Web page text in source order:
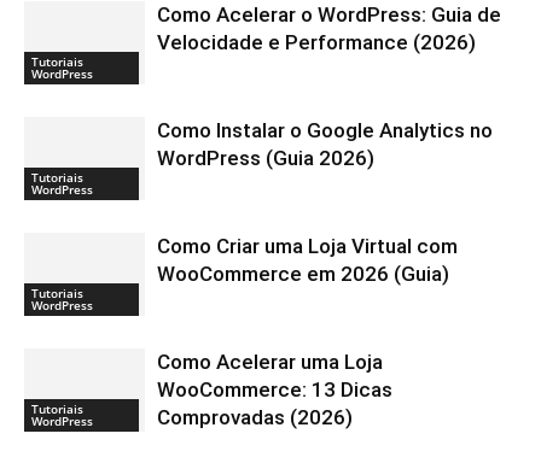
Tutoriais
WordPress
Como Acelerar o WordPress: Guia de
Velocidade e Performance (2026)
Tutoriais
WordPress
Como Instalar o Google Analytics no
WordPress (Guia 2026)
Tutoriais
WordPress
Como Criar uma Loja Virtual com
WooCommerce em 2026 (Guia)
Tutoriais
WordPress
Como Acelerar uma Loja
WooCommerce: 13 Dicas
Comprovadas (2026)